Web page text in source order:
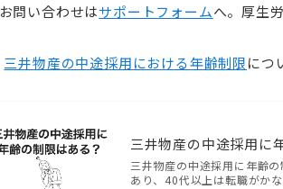
お問い合わせはサポートフォームへ。厚生
三井物産の中途採用における年齢制限につ
三井物産の中途採用に
三井物産の中途採用に年齢
あり、40代以上は転職がかな